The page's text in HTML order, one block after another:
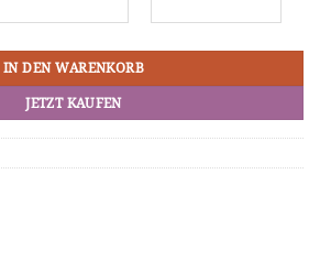
IN DEN WARENKORB
JETZT KAUFEN